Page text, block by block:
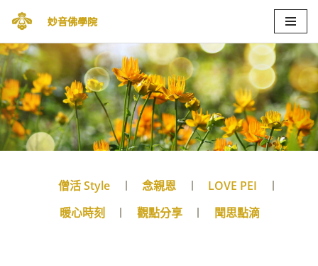
to
content
妙音佛學院
僧活 Style 念親恩
LOVE PEI
暖心時刻
觀點分享 聞思點滴